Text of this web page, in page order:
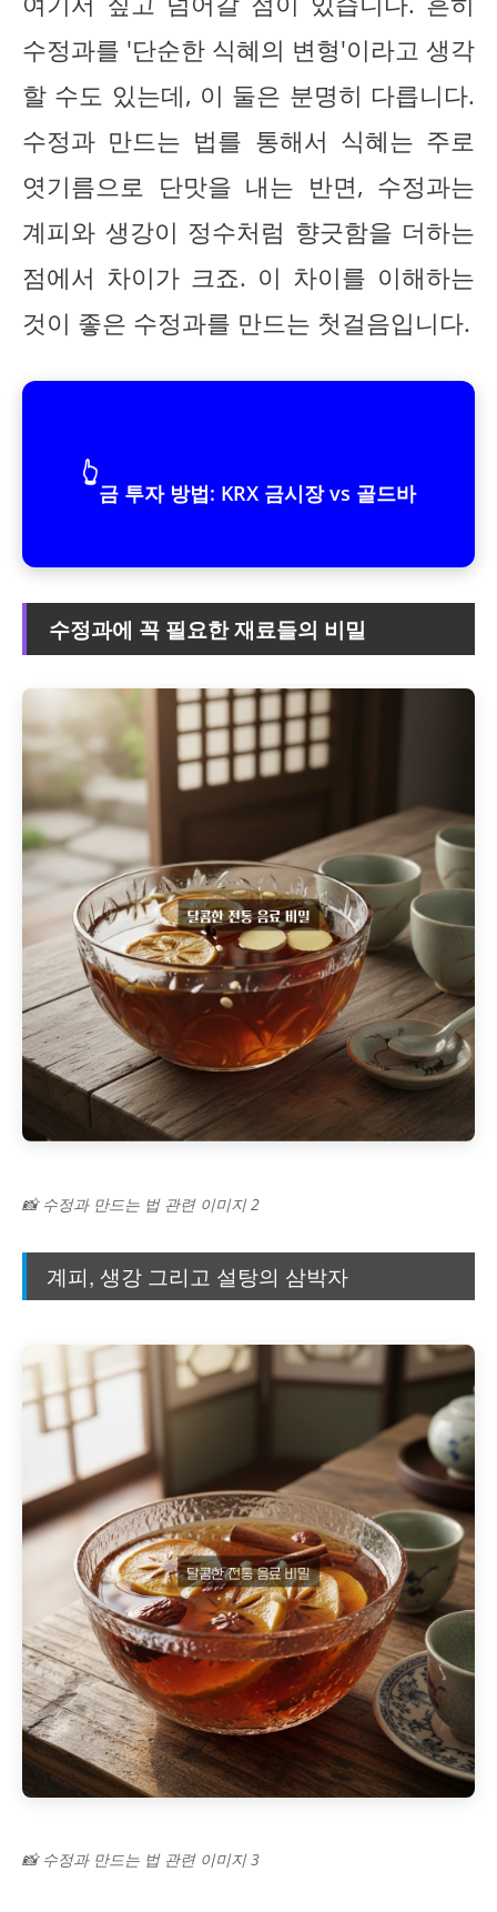
수정과를 '단순한 식혜의 변형'이라고 생각
할 수도 있는데, 이 둘은 분명히 다릅니다.
수정과 만드는 법를 통해서 식혜는 주로
엿기름으로 단맛을 내는 반면, 수정과는
계피와 생강이 정수처럼 향긋함을 더하는
점에서 차이가 크죠. 이 차이를 이해하는
것이 좋은 수정과를 만드는 첫걸음입니다.
👆
금 투자 방법: KRX 금시장 vs 골드바
수정과에 꼭 필요한 재료들의 비밀
📸 수정과 만드는 법 관련 이미지 2
계피, 생강 그리고 설탕의 삼박자
📸 수정과 만드는 법 관련 이미지 3